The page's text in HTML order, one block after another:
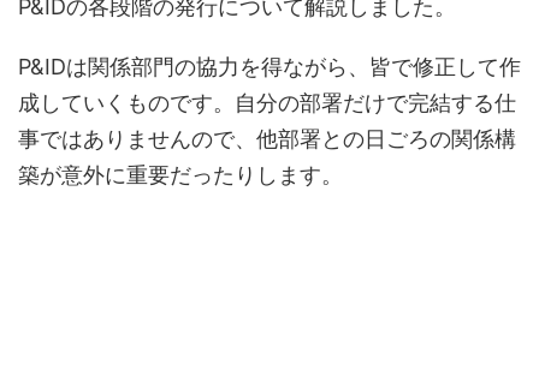
P&IDの各段階の発行について解説しました。
P&IDは関係部門の協力を得ながら、皆で修正して作
成していくものです。自分の部署だけで完結する仕
事ではありませんので、他部署との日ごろの関係構
築が意外に重要だったりします。